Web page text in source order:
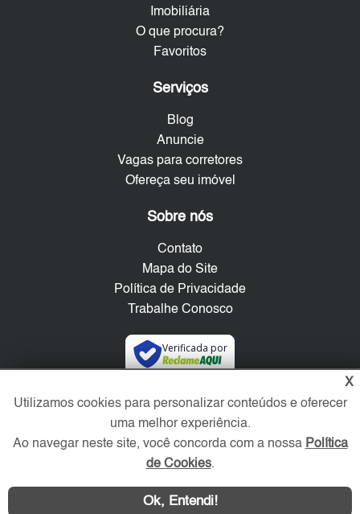
Imobiliária
O que procura?
Favoritos
Serviços
Blog
Anuncie
Vagas para corretores
Ofereça seu imóvel
Sobre nós
Contato
Mapa do Site
Política de Privacidade
Trabalhe Conosco
Verificada por
Redes Sociais
X
Utilizamos cookies para personalizar conteúdos e oferecer
uma melhor experiência.
Ao navegar neste site, você concorda com a nossa Política
de Cookies.
Ok, Entendi!